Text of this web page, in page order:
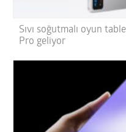
Sıvı soğutmalı oyun
Pro geliyor